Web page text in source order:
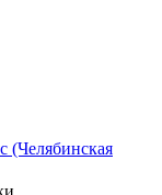
(Челябинская